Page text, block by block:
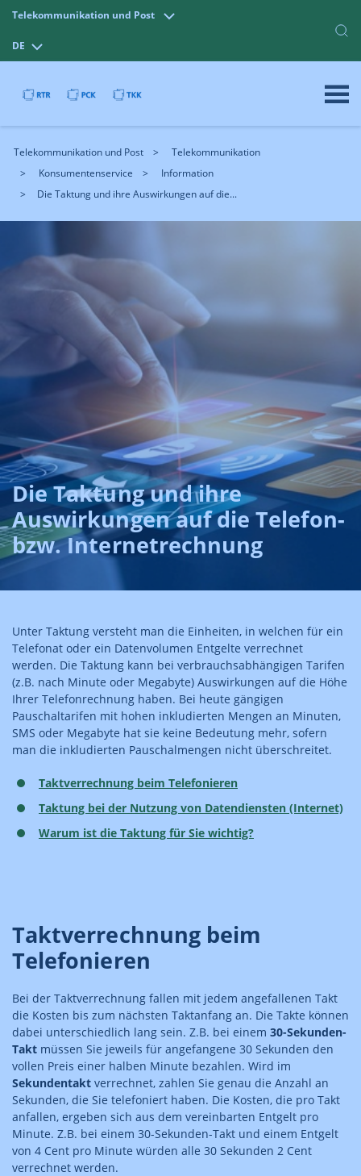
Telekommunikation und Post
DE
Telekommunikation und Post
Telekommunikation
Konsumentenservice
Information
Die Taktung und ihre Auswirkungen auf die...
Die Taktung und ihre
Auswirkungen auf die Telefon-
bzw. Internetrechnung
Unter Taktung versteht man die Einheiten, in welchen für ein
Telefonat oder ein Datenvolumen Entgelte verrechnet
werden. Die Taktung kann bei verbrauchsabhängigen Tarifen
(z.B. nach Minute oder Megabyte) Auswirkungen auf die Höhe
Ihrer Telefonrechnung haben. Bei heute gängigen
Pauschaltarifen mit hohen inkludierten Mengen an Minuten,
SMS oder Megabyte hat sie keine Bedeutung mehr, sofern
man die inkludierten Pauschalmengen nicht überschreitet.
Taktverrechnung beim Telefonieren
Taktung bei der Nutzung von Datendiensten (Internet)
Warum ist die Taktung für Sie wichtig?
Taktverrechnung beim
Telefonieren
Bei der Taktverrechnung fallen mit jedem angefallenen Takt
die Kosten bis zum nächsten Taktanfang an. Die Takte können
dabei unterschiedlich lang sein. Z.B. bei einem 30-Sekunden-
Takt müssen Sie jeweils für angefangene 30 Sekunden den
vollen Preis einer halben Minute bezahlen. Wird im
Sekundentakt verrechnet, zahlen Sie genau die Anzahl an
Sekunden, die Sie telefoniert haben. Die Kosten, die pro Takt
anfallen, ergeben sich aus dem vereinbarten Entgelt pro
Minute. Z.B. bei einem 30-Sekunden-Takt und einem Entgelt
von 4 Cent pro Minute würden alle 30 Sekunden 2 Cent
verrechnet werden.